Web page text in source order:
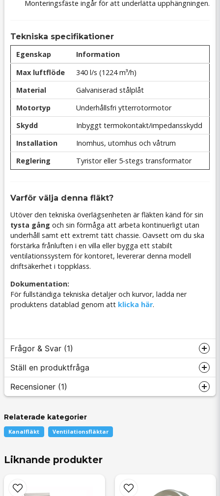
Monteringsfäste ingår för att underlätta upphängningen.
Tekniska specifikationer
Egenskap
Information
Max luftflöde
340 l/s (1224 m³/h)
Material
Galvaniserad stålplåt
Motortyp
Underhållsfri ytterrotormotor
Skydd
Inbyggt termokontakt/impedansskydd
Installation
Inomhus, utomhus och våtrum
Reglering
Tyristor eller 5-stegs transformator
Varför välja denna fläkt?
Utöver den tekniska överlägsenheten är fläkten känd för sin
tysta gång och sin förmåga att arbeta kontinuerligt utan
underhåll samt ett extremt tätt chassie. Oavsett om du ska
förstärka frånluften i en villa eller bygga ett stabilt
ventilationssystem för kontoret, levererar denna modell
driftsäkerhet i toppklass.
Dokumentation:
För fullständiga tekniska detaljer och kurvor, ladda ner
produktens datablad genom att klicka här.
Frågor & Svar (1)
göstawesterlund frågade
Butiken svarade
Hej
Max temperatur är 70 grader på
Ställ en produktfråga
question
Fråga oss något om denna produkten...
nameNamn
Recensioner (1)
Christo
Relaterade kategorier
Kanalfläkt Ventilationsfläktar
Liknande produkter